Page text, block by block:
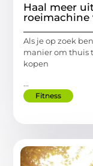
Haal meer
roeimachine
Als je op zoek
manier om thuis
kopen
...
Fitness